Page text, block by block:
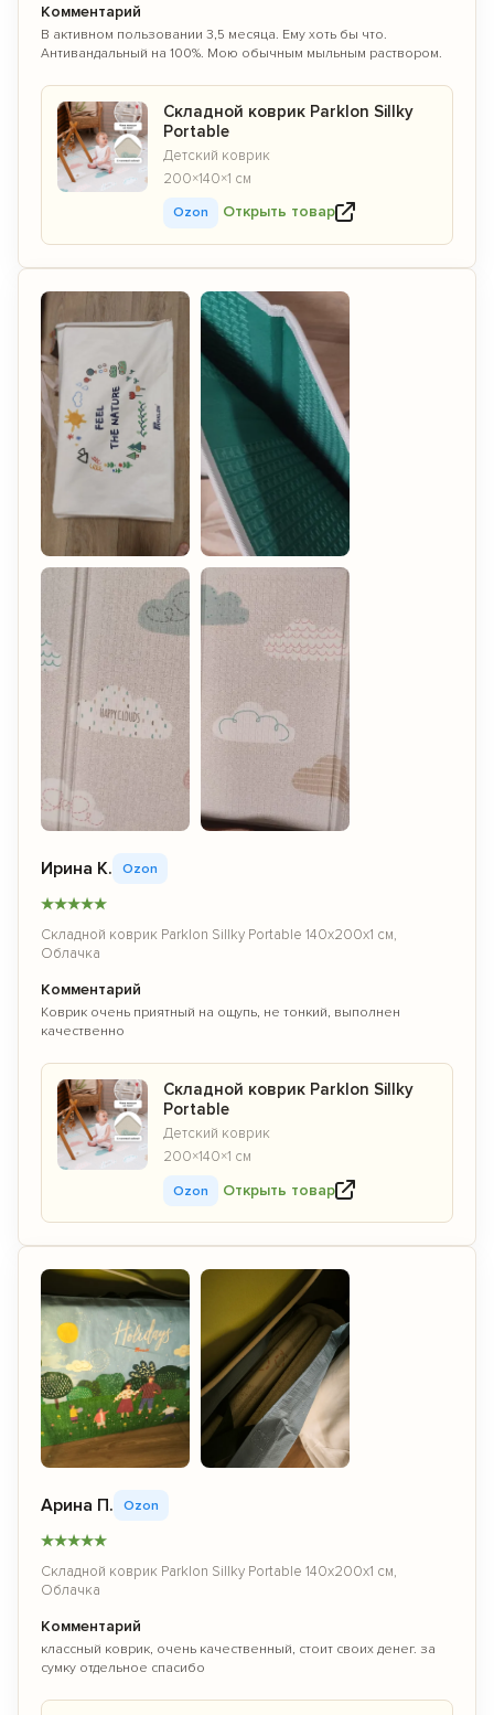
Комментарий
В активном пользовании 3,5 месяца. Ему хоть бы что.
Антивандальный на 100%. Мою обычным мыльным раствором.
Складной коврик Parklon Sillky
Portable
Детский коврик
200×140×1 см
Ozon Открыть товар
Ирина К. Ozon
★★★★★
Складной коврик Parklon Sillky Portable 140x200x1 см,
Облачка
Комментарий
Коврик очень приятный на ощупь, не тонкий, выполнен
качественно
Складной коврик Parklon Sillky
Portable
Детский коврик
200×140×1 см
Ozon Открыть товар
Арина П. Ozon
★★★★★
Складной коврик Parklon Sillky Portable 140x200x1 см,
Облачка
Комментарий
классный коврик, очень качественный, стоит своих денег. за
сумку отдельное спасибо